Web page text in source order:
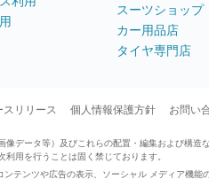
スーツショップ
カー用品店
タイヤ専門店
スリリース 個人情報保護方針 お問い
データ等）及びこれらの配置・編集および構造
用を行うことは固く禁じております。
テンツや広告の表示、ソーシャル メディア機能